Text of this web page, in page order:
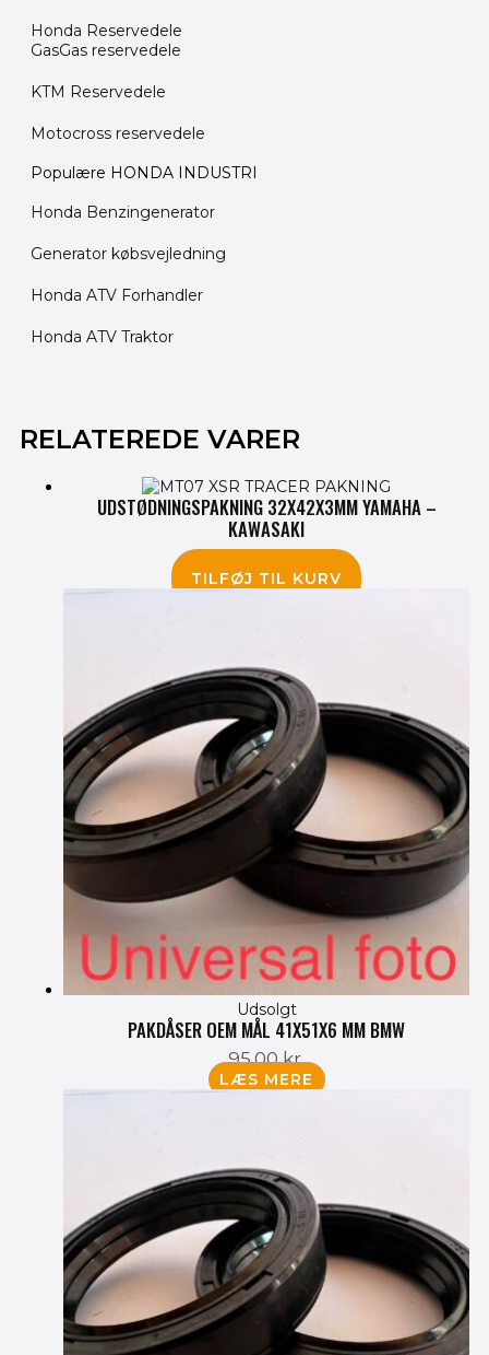
Honda Reservedele
GasGas reservedele
KTM Reservedele
Motocross reservedele
Populære HONDA INDUSTRI
Honda Benzingenerator
Generator købsvejledning
Honda ATV Forhandler
Honda ATV Traktor
RELATEREDE VARER
UDSTØDNINGSPAKNING 32X42X3MM YAMAHA –
KAWASAKI
TILFØJ TIL KURV
Udsolgt
PAKDÅSER OEM MÅL 41X51X6 MM BMW
95.00kr.
LÆS MERE